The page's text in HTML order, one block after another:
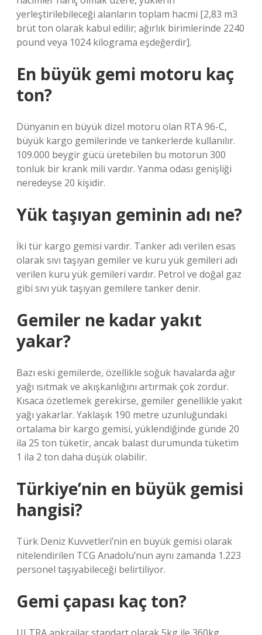
yerleştirilebileceği alanların toplam hacmi [2,83 m3
brüt ton olarak kabul edilir; ağırlık birimlerinde 2240
pound veya 1024 kilograma eşdeğerdir].
En büyük gemi motoru kaç
ton?
Dünyanın en büyük dizel motoru olan RTA 96-C,
büyük kargo gemilerinde ve tankerlerde kullanılır.
109.000 beygir gücü üretebilen bu motorun 300
tonluk bir krank mili vardır. Yanma odası genişliği
neredeyse 20 kişidir.
Yük taşıyan geminin adı ne?
İki tür kargo gemisi vardır. Tanker adı verilen esas
olarak sıvı taşıyan gemiler ve kuru yük gemileri adı
verilen kuru yük gemileri vardır. Petrol ve doğal gaz
gibi sıvı yük taşıyan gemilere tanker denir.
Gemiler ne kadar yakıt
yakar?
Bazı eski gemilerde, özellikle soğuk havalarda ağır
yağı ısıtmak ve akışkanlığını artırmak çok zordur.
Kısaca özetlemek gerekirse, gemiler genellikle yakıt
yağı yakarlar. Yaklaşık 190 metre uzunluğundaki
ortalama bir kargo gemisi, yüklendiğinde günde 20
ila 25 ton tüketir, ancak balast durumunda tüketim
1 ila 2 ton daha düşük olabilir.
Türkiye’nin en büyük gemisi
hangisi?
Türk Deniz Kuvvetleri’nin en büyük gemisi olarak
nitelendirilen TCG Anadolu’nun aynı zamanda 1.223
personel taşıyabileceği belirtiliyor.
Gemi çapası kaç ton?